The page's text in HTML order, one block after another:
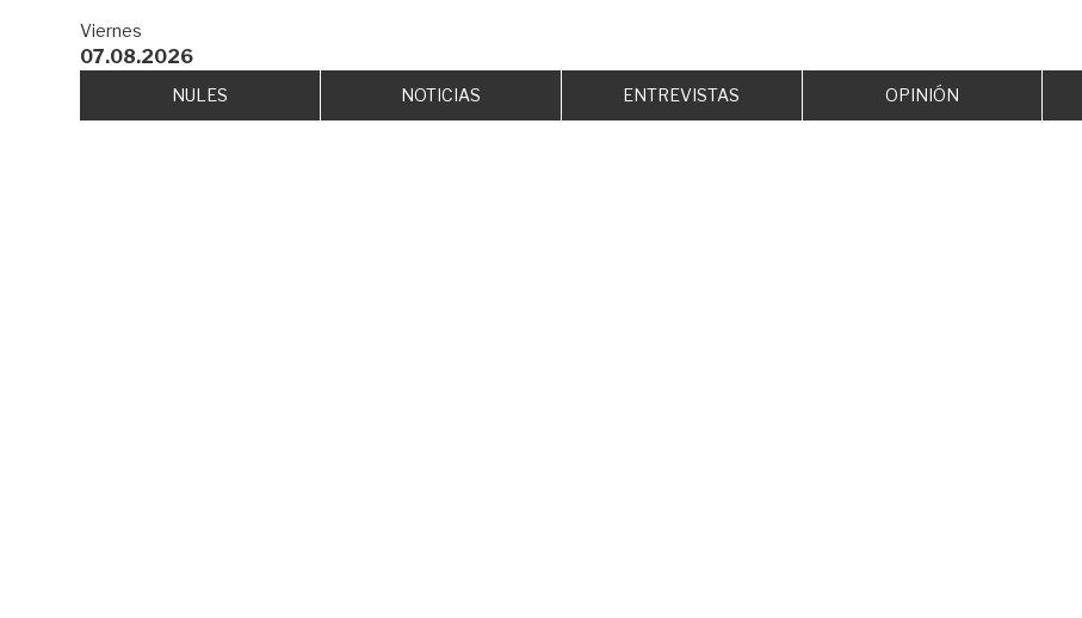
Viernes
07.08.2026
NULES NOTICIAS ENTREVISTAS OPINIÓN